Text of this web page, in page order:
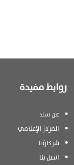
روابط مفيدة
عن سند
المركز الإعلامي
شركاؤنا
اتصل بنا